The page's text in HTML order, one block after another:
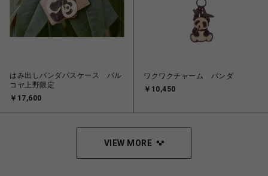
はみ出しパンダパスケース パル
コヤ上野限定
￥17,600
ワクワクチャーム パンダ
￥10,450
VIEW MORE